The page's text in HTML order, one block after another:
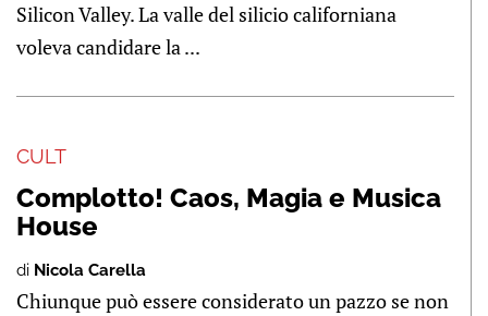
Silicon Valley. La valle del silicio californiana
voleva candidare la ...
CULT
Complotto! Caos, Magia e Musica
House
di Nicola Carella
Chiunque può essere considerato un pazzo se non